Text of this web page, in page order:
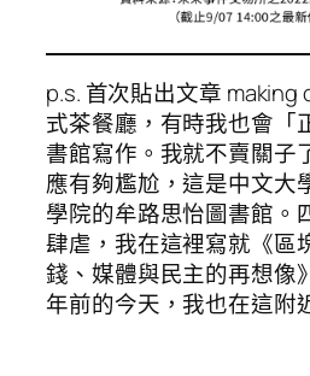
p.s. 首次貼出文章 making
式茶餐廳，有時我也會「
書館寫作。我就不賣關子
應有夠尷尬，這是中文大
學院的牟路思怡圖書館。
肆虐，我在這裡寫就《區
錢、媒體與民主的再想像
年前的今天，我也在這附